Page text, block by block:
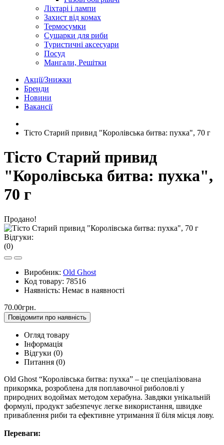
Ліхтарі і лампи
Захист від комах
Термосумки
Сушарки для риби
Туристичні аксесуари
Посуд
Мангали, Решітки
Акції/Знижки
Бренди
Новини
Вакансії
Тісто Старий привид "Королівська битва: пухка", 70 г
Тісто Старий привид
"Королівська битва: пухка",
70 г
Продано!
Відгуки:
(0)
Виробник: Old Ghost
Код товару: 78516
Наявність: Немає в наявності
70.00грн.
Повідомити про наявність
Огляд товару
Інформація
Відгуки (0)
Питання (0)
Old Ghost “Королівська битва: пухка” – це спеціалізована
прикормка, розроблена для поплавочної риболовлі у
природних водоймах методом херабуна. Завдяки унікальній
формулі, продукт забезпечує легке використання, швидке
приваблення риби та ефективне утримання її біля місця лову.
Переваги: